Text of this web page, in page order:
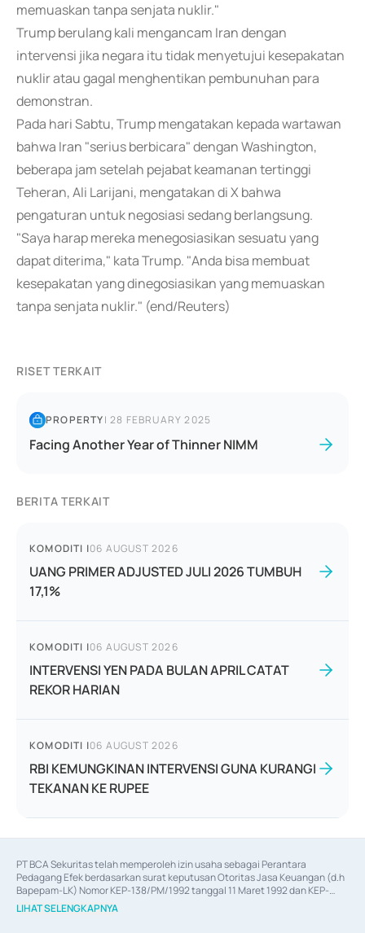
memuaskan tanpa senjata nuklir."
Trump berulang kali mengancam Iran dengan
intervensi jika negara itu tidak menyetujui kesepakatan
nuklir atau gagal menghentikan pembunuhan para
demonstran.
Pada hari Sabtu, Trump mengatakan kepada wartawan
bahwa Iran "serius berbicara" dengan Washington,
beberapa jam setelah pejabat keamanan tertinggi
Teheran, Ali Larijani, mengatakan di X bahwa
pengaturan untuk negosiasi sedang berlangsung.
"Saya harap mereka menegosiasikan sesuatu yang
dapat diterima," kata Trump. "Anda bisa membuat
kesepakatan yang dinegosiasikan yang memuaskan
tanpa senjata nuklir." (end/Reuters)
RISET TERKAIT
PROPERTY|28 FEBRUARY 2025
Facing Another Year of Thinner NIMM
BERITA TERKAIT
KOMODITI |06 AUGUST 2026
UANG PRIMER ADJUSTED JULI 2026 TUMBUH
17,1%
KOMODITI |06 AUGUST 2026
INTERVENSI YEN PADA BULAN APRIL CATAT
REKOR HARIAN
KOMODITI |06 AUGUST 2026
RBI KEMUNGKINAN INTERVENSI GUNA KURANGI
TEKANAN KE RUPEE
PT BCA Sekuritas telah memperoleh izin usaha sebagai Perantara
Pedagang Efek berdasarkan surat keputusan Otoritas Jasa Keuangan (d.h
Bapepam-LK) Nomor KEP-138/PM/1992 tanggal 11 Maret 1992 dan KEP-
06/D.04/2014 tanggal 28 Februari 2014, izin usaha sebagai Penjamin Emisi
Efek berdasarkan surat keputusan Otoritas Jasa Keuangan Nomor KEP-
LIHAT SELENGKAPNYA